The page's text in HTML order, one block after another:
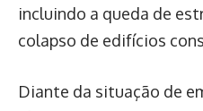
incluindo a queda de
colapso de edifícios
Diante da situação de